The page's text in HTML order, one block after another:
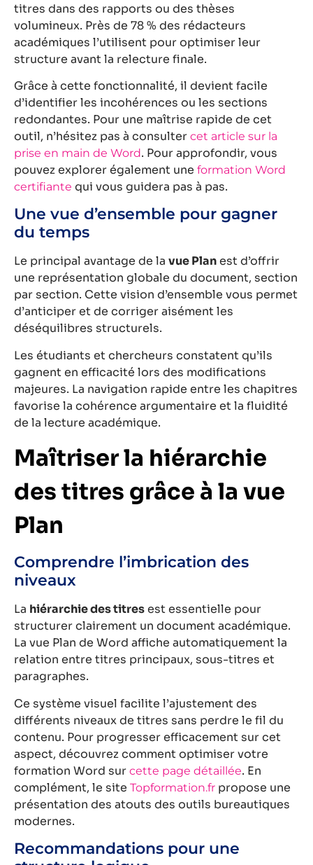
titres dans des rapports ou des thèses
volumineux. Près de 78 % des rédacteurs
académiques l’utilisent pour optimiser leur
structure avant la relecture finale.
Grâce à cette fonctionnalité, il devient facile
d’identifier les incohérences ou les sections
redondantes. Pour une maîtrise rapide de cet
outil, n’hésitez pas à consulter cet article sur la
prise en main de Word. Pour approfondir, vous
pouvez explorer également une formation Word
certifiante qui vous guidera pas à pas.
Une vue d’ensemble pour gagner
du temps
Le principal avantage de la vue Planest d’offrir
une représentation globale du document, section
par section. Cette vision d’ensemble vous permet
d’anticiper et de corriger aisément les
déséquilibres structurels.
Les étudiants et chercheurs constatent qu’ils
gagnent en efficacité lors des modifications
majeures. La navigation rapide entre les chapitres
favorise la cohérence argumentaire et la fluidité
de la lecture académique.
Maîtriser la hiérarchie
des titres grâce à la vue
Plan
Comprendre l’imbrication des
niveaux
La hiérarchie des titresest essentielle pour
structurer clairement un document académique.
La vue Plan de Word affiche automatiquement la
relation entre titres principaux, sous-titres et
paragraphes.
Ce système visuel facilite l’ajustement des
différents niveaux de titres sans perdre le fil du
contenu. Pour progresser efficacement sur cet
aspect, découvrez comment optimiser votre
formation Word sur cette page détaillée. En
complément, le site Topformation.fr propose une
présentation des atouts des outils bureautiques
modernes.
Recommandations pour une